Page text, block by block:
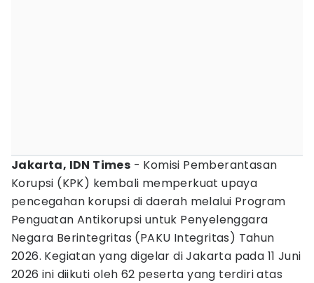
Jakarta, IDN Times - Komisi Pemberantasan
Korupsi (KPK) kembali memperkuat upaya
pencegahan korupsi di daerah melalui Program
Penguatan Antikorupsi untuk Penyelenggara
Negara Berintegritas (PAKU Integritas) Tahun
2026. Kegiatan yang digelar di Jakarta pada 11 Juni
2026 ini diikuti oleh 62 peserta yang terdiri atas